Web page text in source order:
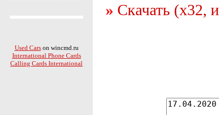
Used Carson wincmd.ru
International Phone Cards
Calling Cards International
Скачать (x32,